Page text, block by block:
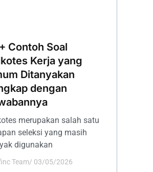
Contoh Soal
Kerja yang
Ditanyakan
dengan
merupakan salah satu
seleksi yang masih
digunakan
Team/ 03/05/2026